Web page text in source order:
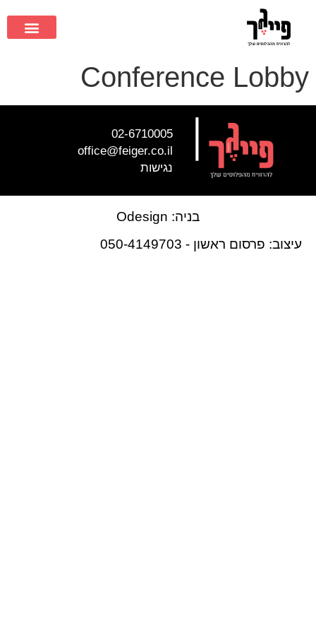
Conference Lobby
|
02-6710005
office@feiger.co.il
נגישות
בניה: Odesign
עיצוב: פרסום ראשון - 050-4149703